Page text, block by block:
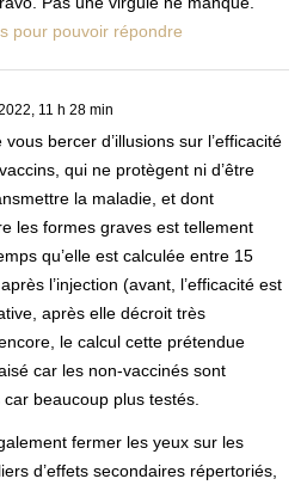
pour pouvoir répondre
11 h 28 min
bercer d’illusions sur l’efficacité
qui ne protègent ni d’être
la maladie, et dont
les formes graves est tellement
qu’elle est calculée entre 15
l’injection (avant, l’efficacité est
après elle décroit très
le calcul cette prétendue
car les non-vaccinés sont
beaucoup plus testés.
fermer les yeux sur les
d’effets secondaires répertoriés,